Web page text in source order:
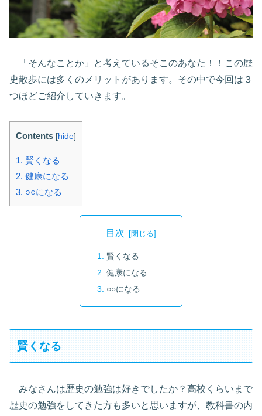
「そんなことか」と考えているそこのあなた！！この歴
史散歩には多くのメリットがあります。その中で今回は３
つほどご紹介していきます。
Contents [hide]
1. 賢くなる
2. 健康になる
3. ○○になる
目次
賢くなる
健康になる
○○になる
賢くなる
みなさんは歴史の勉強は好きでしたか？高校くらいまで
歴史の勉強をしてきた方も多いと思いますが、教科書の内